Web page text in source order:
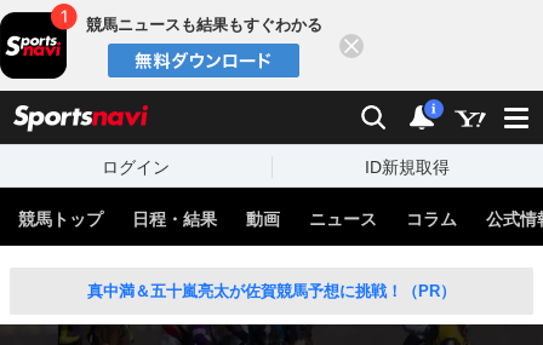
競馬ニュースも結果もすぐわかる
検索 通知
i
ログイン ID新規取得
競馬トップ 日程・結果 動画 ニュース コラム 公式情
真中満＆五十嵐亮太が佐賀競馬予想に挑戦！（PR）